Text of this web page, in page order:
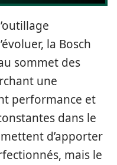
la Bosch
sommet des
une
performance et
dans le
d’apporter
mais le